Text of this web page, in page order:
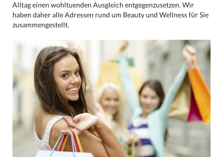
Alltag einen wohltuenden Ausgleich entgegenzusetzen. Wir
haben daher alle Adressen rund um Beauty und Wellness für Sie
zusammengestellt.